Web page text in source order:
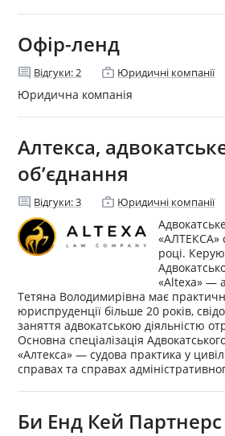
Офір-ленд
comment Відгуки:2 enterprise Юридичні компанії
Юридична компанія
Алтекса,
об’єднання
comment Відгуки:3 enterprise Юридичні компанії
«АЛТЕКСА»
році.
«Altexa» —
Тетяна Володимирівна має
юриспруденції більше 20 років,
заняття адвокатською діяльністю
Основна спеціалізація
«Алтекса» — судова практика у
справах та справах
Би Енд Кей Партнерс